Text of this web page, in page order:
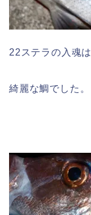
22ステラの入魂は
綺麗な鯛でした。